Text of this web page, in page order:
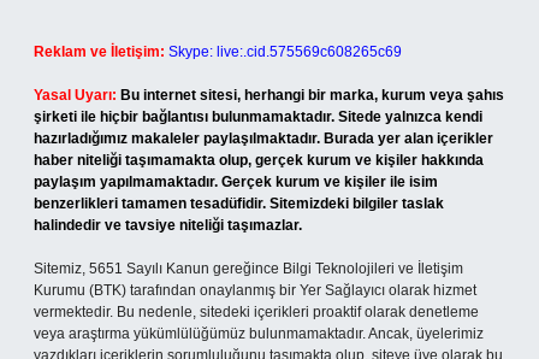
Reklam ve İletişim: Skype: live:.cid.575569c608265c69
Yasal Uyarı: Bu internet sitesi, herhangi bir marka, kurum veya şahıs
şirketi ile hiçbir bağlantısı bulunmamaktadır. Sitede yalnızca kendi
hazırladığımız makaleler paylaşılmaktadır. Burada yer alan içerikler
haber niteliği taşımamakta olup, gerçek kurum ve kişiler hakkında
paylaşım yapılmamaktadır. Gerçek kurum ve kişiler ile isim
benzerlikleri tamamen tesadüfidir. Sitemizdeki bilgiler taslak
halindedir ve tavsiye niteliği taşımazlar.
Sitemiz, 5651 Sayılı Kanun gereğince Bilgi Teknolojileri ve İletişim
Kurumu (BTK) tarafından onaylanmış bir Yer Sağlayıcı olarak hizmet
vermektedir. Bu nedenle, sitedeki içerikleri proaktif olarak denetleme
veya araştırma yükümlülüğümüz bulunmamaktadır. Ancak, üyelerimiz
yazdıkları içeriklerin sorumluluğunu taşımakta olup, siteye üye olarak bu